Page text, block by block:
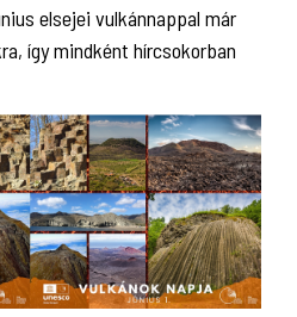
elsejei vulkánnappal már
így mindként hírcsokorban